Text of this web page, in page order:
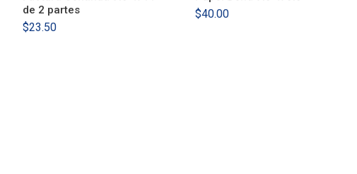
de 2 partes
$23.50
$40.00